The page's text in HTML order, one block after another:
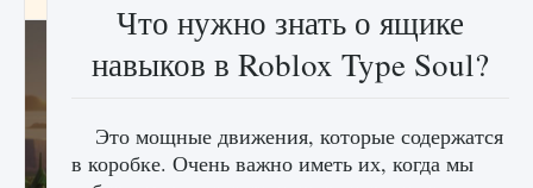
Что нужно знать о ящике
навыков в Roblox Type Soul?
Это мощные движения, которые содержатся
в коробке. Очень важно иметь их, когда мы